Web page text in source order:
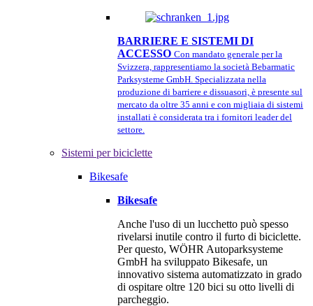
BARRIERE E SISTEMI DI
ACCESSO Con mandato generale per la
Svizzera, rappresentiamo la società Bebarmatic
Parksysteme GmbH. Specializzata nella
produzione di barriere e dissuasori, è presente sul
mercato da oltre 35 anni e con migliaia di sistemi
installati è considerata tra i fornitori leader del
settore.
Sistemi per biciclette
Bikesafe
Bikesafe
Anche l'uso di un lucchetto può spesso
rivelarsi inutile contro il furto di biciclette.
Per questo, WÖHR Autoparksysteme
GmbH ha sviluppato Bikesafe, un
innovativo sistema automatizzato in grado
di ospitare oltre 120 bici su otto livelli di
parcheggio.